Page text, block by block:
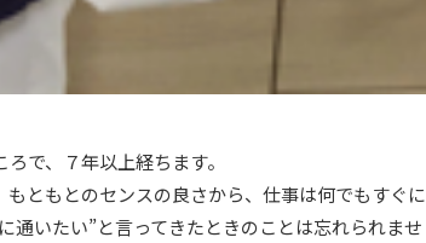
で、７年以上経ちます。
ともとのセンスの良さから、仕事は何でもすぐに
通いたい”と言ってきたときのことは忘れられませ